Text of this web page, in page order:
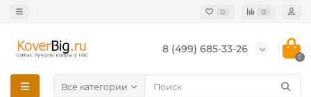
0 0
8 (499) 685-33-26
0
Все категории